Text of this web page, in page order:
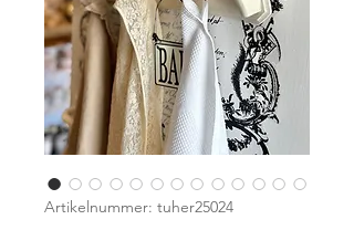
Artikelnummer: tuher25024